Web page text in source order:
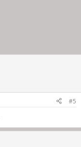
#5